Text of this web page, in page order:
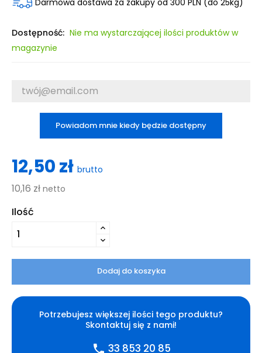
Darmowa dostawa za zakupy od 300 PLN (do 25kg)
Dostępność: Nie ma wystarczającej ilości produktów w
magazynie
Powiadom mnie kiedy będzie dostępny
12,50 zł brutto
10,16 zł netto
Ilość
Dodaj do koszyka
Potrzebujesz większej ilości tego produktu?
Skontaktuj się z nami!
phone 33 853 20 85